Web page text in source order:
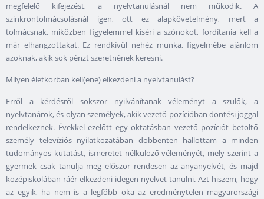
megfelelő kifejezést, a nyelvtanulásnál nem működik. A
szinkrontolmácsolásnál igen, ott ez alapkövetelmény, mert a
tolmácsnak, miközben figyelemmel kíséri a szónokot, fordítania kell a
már elhangzottakat. Ez rendkívül nehéz munka, figyelmébe ajánlom
azoknak, akik sok pénzt szeretnének keresni.
Milyen életkorban kell(ene) elkezdeni a nyelvtanulást?
Erről a kérdésről sokszor nyilvánítanak véleményt a szülők, a
nyelvtanárok, és olyan személyek, akik vezető pozícióban döntési joggal
rendelkeznek. Évekkel ezelőtt egy oktatásban vezető pozíciót betöltő
személy televíziós nyilatkozatában döbbenten hallottam a minden
tudományos kutatást, ismeretet nélkülöző véleményét, mely szerint a
gyermek csak tanulja meg először rendesen az anyanyelvét, és majd
középiskolában ráér elkezdeni idegen nyelvet tanulni. Azt hiszem, hogy
az egyik, ha nem is a legfőbb oka az eredménytelen magyarországi